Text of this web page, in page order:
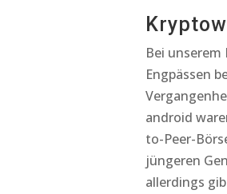
Bei
Engpässen
android
to-Peer-
jüngeren
allerdings